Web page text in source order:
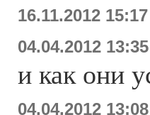
16.11.2012 15:17
04.04.2012 13:35
и как они
04.04.2012 13:08